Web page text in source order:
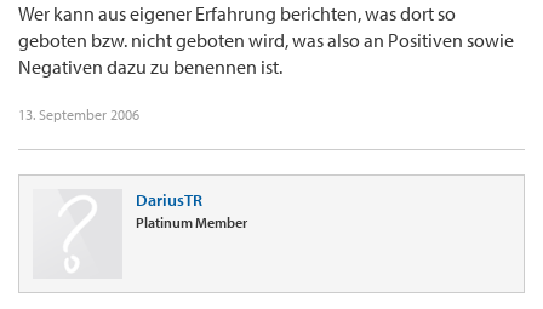
Wer kann aus eigener Erfahrung berichten, was dort so
geboten bzw. nicht geboten wird, was also an Positiven sowie
Negativen dazu zu benennen ist.
13. September 2006
DariusTR
Platinum Member